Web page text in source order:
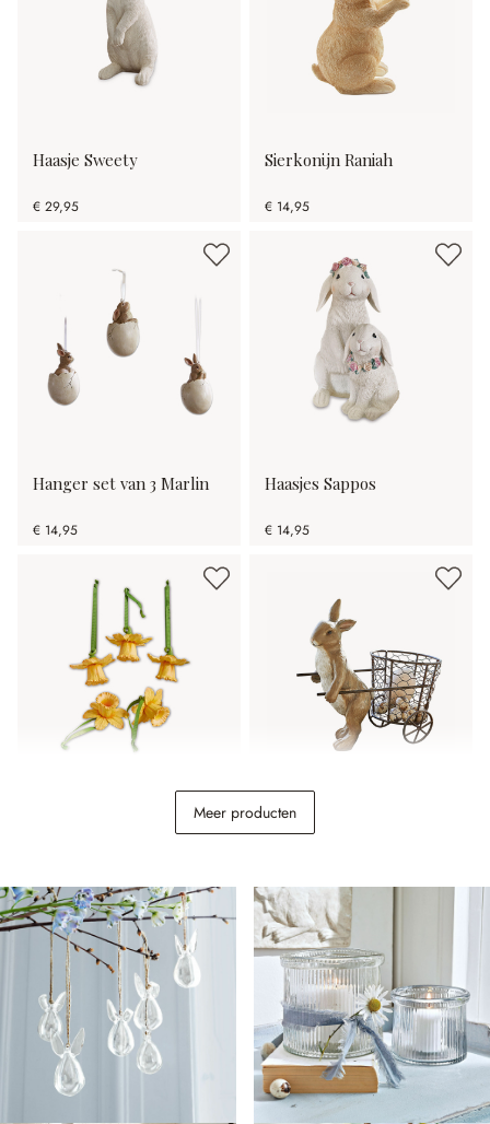
Haasje Sweety
€ 29,95
Sierkonijn Raniah
€ 14,95
Hanger set van 3 Marlin
€ 14,95
Haasjes Sappos
€ 14,95
Hanger set van 5 Lozere Paashaas Tadino
Meer producten